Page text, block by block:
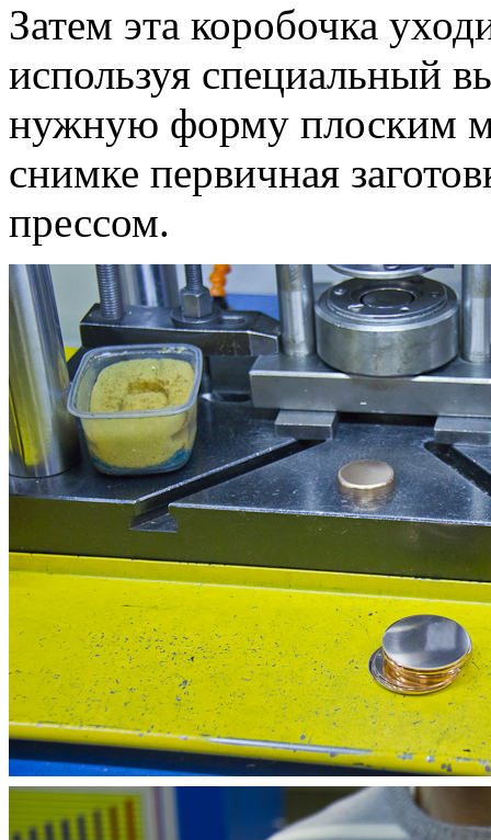
Затем эта коробочка
используя специальный
нужную форму плоским
снимке первичная
прессом.